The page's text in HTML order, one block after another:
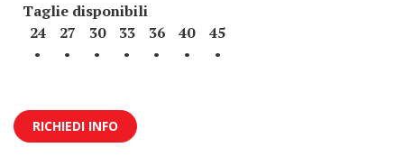
Taglie disponibili
24
27 30 33 36 40
45
•
• • • • • •
RICHIEDI INFO